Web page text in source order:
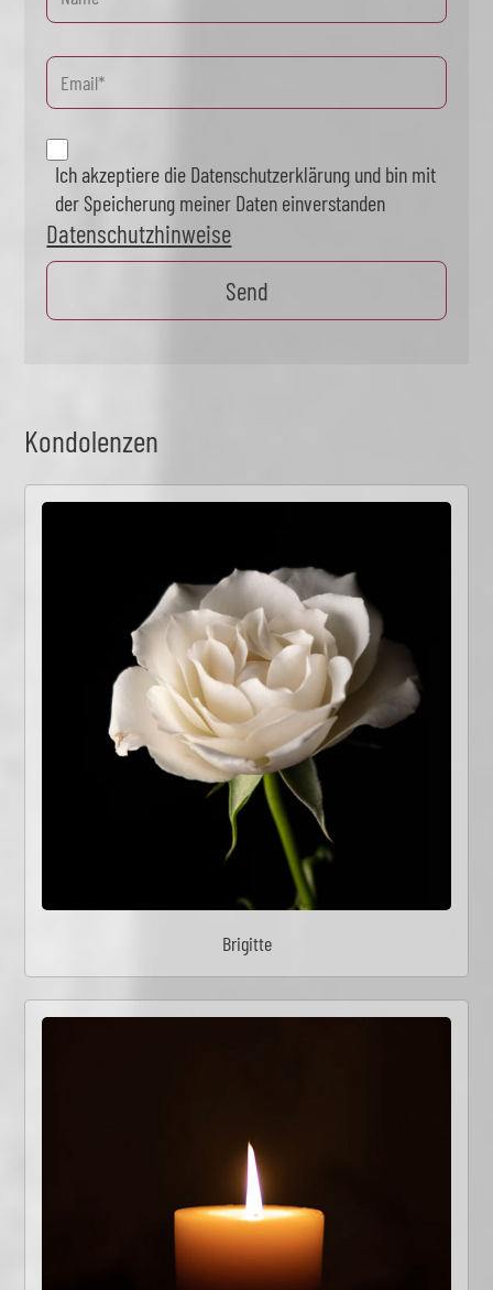
Ich akzeptiere die Datenschutzerklärung und bin mit
der Speicherung meiner Daten einverstanden
Datenschutzhinweise
Kondolenzen
Brigitte